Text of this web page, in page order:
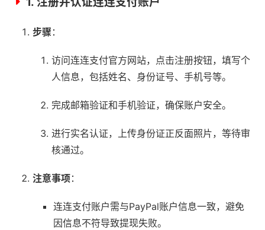
步骤 ：
访问连连支付官方网站，点击注册按钮，填写个
人信息，包括姓名、身份证号、手机号等。
完成邮箱验证和手机验证，确保账户安全。
进行实名认证，上传身份证正反面照片，等待审
核通过。
注意事项：
连连支付账户需与PayPal账户信息一致，避免
因信息不符导致提现失败。